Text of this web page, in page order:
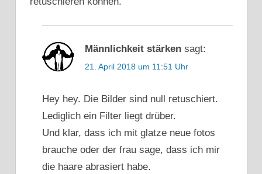
Männlichkeit stärken sagt:
21. April 2018 um 11:51 Uhr
Hey hey. Die Bilder sind null retuschiert.
Lediglich ein Filter liegt drüber.
Und klar, dass ich mit glatze neue fotos
brauche oder der frau sage, dass ich mir
die haare abrasiert habe.